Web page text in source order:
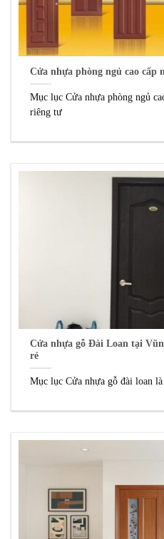
Cửa nhựa phòng ngủ cao cấp
Mục lục Cửa nhựa phòng ngủ
riêng tư
Cửa nhựa gỗ Đài Loan tại
rẻ
Mục lục Cửa nhựa gỗ đài loan